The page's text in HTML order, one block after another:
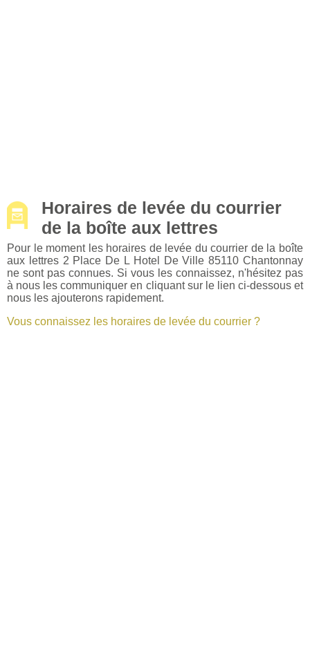
Horaires de levée du courrier
de la boîte aux lettres
Pour le moment les horaires de levée du courrier de la boîte
aux lettres 2 Place De L Hotel De Ville 85110 Chantonnay
ne sont pas connues. Si vous les connaissez, n'hésitez pas
à nous les communiquer en cliquant sur le lien ci-dessous et
nous les ajouterons rapidement.
Vous connaissez les horaires de levée du courrier ?